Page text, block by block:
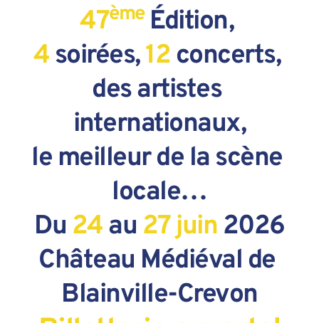
47ème Édition,
4 soirées,12 concerts,
des artistes
internationaux,
le meilleur de la scène
locale…
Du 24 au 27 juin 2026
Château Médiéval de
Blainville-Crevon